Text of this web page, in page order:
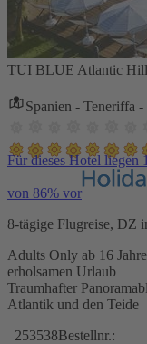
TUI BLUE Atlantic
Spanien - Teneriffa
Für dieses Hotel liegen
von 86% vor
8-tägige Flugreise, DZ
Adults Only ab 16
erholsamen Urlaub
Traumhafter
Atlantik und den Teide
253538Bestellnr.: